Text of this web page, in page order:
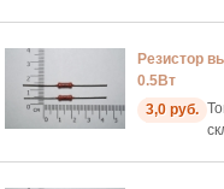
Резистор
0.5Вт
3,0 руб.